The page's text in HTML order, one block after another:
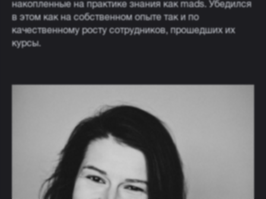
накопленные на практике знания как mads. Убедился
в этом как на собственном опыте так и по
качественному росту сотрудников, прошедших их
курсы.